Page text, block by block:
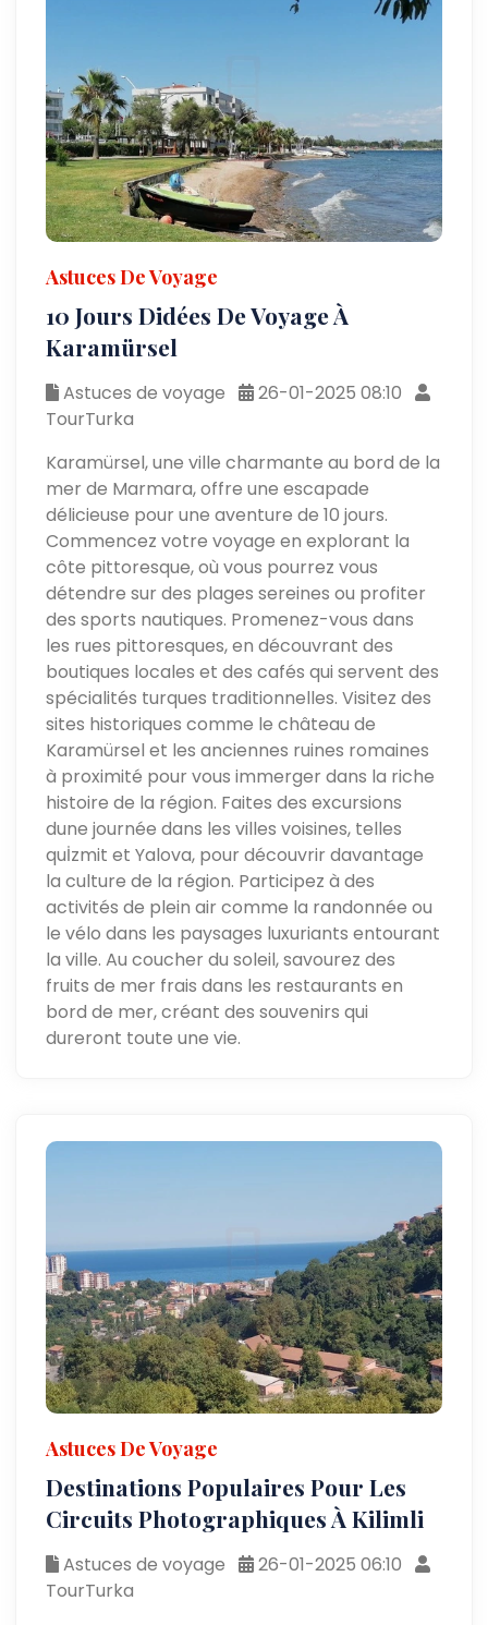
Astuces De Voyage
10 Jours Didées De Voyage À
Karamürsel
Astuces de voyage
26-01-2025 08:10
TourTurka
Karamürsel, une ville charmante au bord de la
mer de Marmara, offre une escapade
délicieuse pour une aventure de 10 jours.
Commencez votre voyage en explorant la
côte pittoresque, où vous pourrez vous
détendre sur des plages sereines ou profiter
des sports nautiques. Promenez-vous dans
les rues pittoresques, en découvrant des
boutiques locales et des cafés qui servent des
spécialités turques traditionnelles. Visitez des
sites historiques comme le château de
Karamürsel et les anciennes ruines romaines
à proximité pour vous immerger dans la riche
histoire de la région. Faites des excursions
dune journée dans les villes voisines, telles
quİzmit et Yalova, pour découvrir davantage
la culture de la région. Participez à des
activités de plein air comme la randonnée ou
le vélo dans les paysages luxuriants entourant
la ville. Au coucher du soleil, savourez des
fruits de mer frais dans les restaurants en
bord de mer, créant des souvenirs qui
dureront toute une vie.
Astuces De Voyage
Destinations Populaires Pour Les
Circuits Photographiques À Kilimli
Astuces de voyage
26-01-2025 06:10
TourTurka